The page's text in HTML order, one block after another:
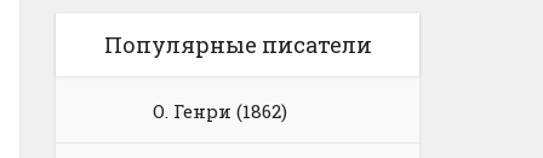
Популярные писатели
О. Генри (1862)